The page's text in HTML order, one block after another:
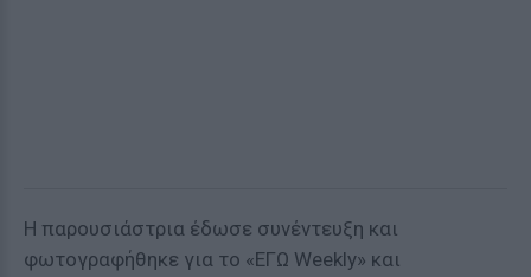
Η παρουσιάστρια έδωσε συνέντευξη και
φωτογραφήθηκε για το «ΕΓΩ Weekly» και